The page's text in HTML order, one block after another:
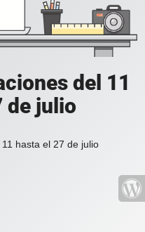
del 11
de julio
hasta el 27 de julio